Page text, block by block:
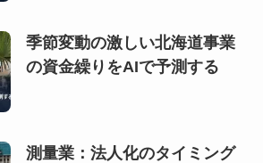
季節変動の激しい北海道事業
の資金繰りをAIで予測する
測量業：法人化のタイミング